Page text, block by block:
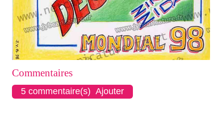
Commentaires
5 commentaire(s) Ajouter